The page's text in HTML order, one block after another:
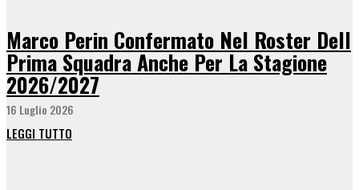
Marco Perin Confermato Nel Roster Dell
Prima Squadra Anche Per La Stagione
2026/2027
16 Luglio 2026
LEGGI TUTTO